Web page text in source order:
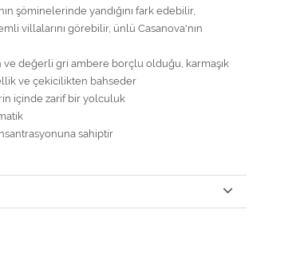
şöminelerinde yandığını fark edebilir,
villalarını görebilir, ünlü Casanova'nın
ve değerli gri ambere borçlu olduğu, karmaşık
ve çekicilikten bahseder
içinde zarif bir yolculuk
sahiptir